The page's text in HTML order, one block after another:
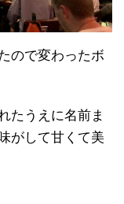
ので変わったボ
たうえに名前ま
がして甘くて美